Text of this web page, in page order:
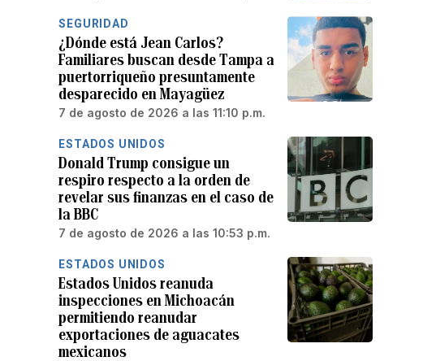
SEGURIDAD
¿Dónde está Jean Carlos?
Familiares buscan desde Tampa a
puertorriqueño presuntamente
desparecido en Mayagüez
7 de agosto de 2026 a las 11:10 p.m.
ESTADOS UNIDOS
Donald Trump consigue un
respiro respecto a la orden de
revelar sus finanzas en el caso de
la BBC
7 de agosto de 2026 a las 10:53 p.m.
ESTADOS UNIDOS
Estados Unidos reanuda
inspecciones en Michoacán
permitiendo reanudar
exportaciones de aguacates
mexicanos